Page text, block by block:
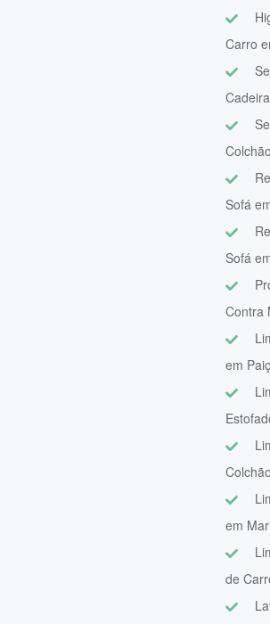
Carro
Sofá
Sofá
Contra
em
em
de